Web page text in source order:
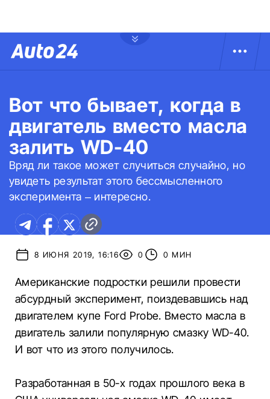
Вот что бывает, когда в
двигатель вместо масла
залить WD-40
Вряд ли такое может случиться случайно, но
увидеть результат этого бессмысленного
эксперимента – интересно.
8 ИЮНЯ 2019, 16:16 0 0 МИН
Американские подростки решили провести
абсурдный эксперимент, поиздевавшись над
двигателем купе Ford Probe. Вместо масла в
двигатель залили популярную смазку WD-40.
И вот что из этого получилось.
Разработанная в 50-х годах прошлого века в